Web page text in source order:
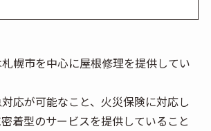
幌市を中心に屋根修理を提供してい
応が可能なこと、火災保険に対応し
着型のサービスを提供していること